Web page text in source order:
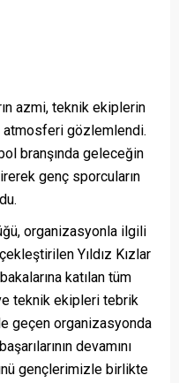
azmi, teknik ekiplerin
gözlemlendi.
branşında geleceğin
genç sporcuların
organizasyonla ilgili
Yıldız Kızlar
katılan tüm
teknik ekipleri tebrik
geçen organizasyonda
devamını
gençlerimizle birlikte